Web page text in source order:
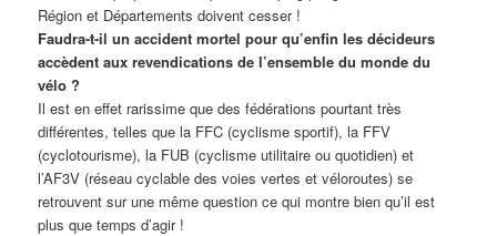
Région et Départements doivent cesser !
Faudra-t-il un accident mortel pour qu’enfin les décideurs
accèdent aux revendications de l’ensemble du monde du
vélo ?
Il est en effet rarissime que des fédérations pourtant très
différentes, telles que la FFC (cyclisme sportif), la FFV
(cyclotourisme), la FUB (cyclisme utilitaire ou quotidien) et
l’AF3V (réseau cyclable des voies vertes et véloroutes) se
retrouvent sur une même question ce qui montre bien qu’il est
plus que temps d’agir !